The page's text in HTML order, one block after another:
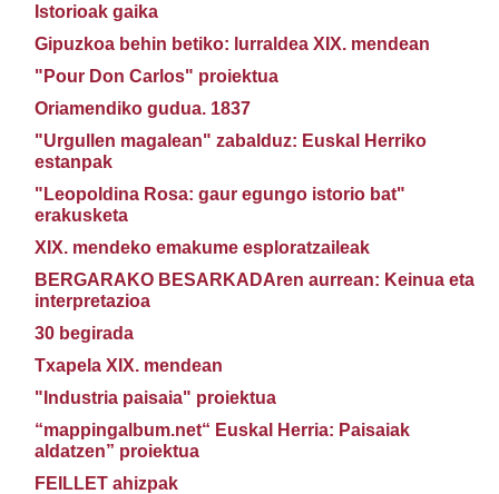
Istorioak gaika
Gipuzkoa behin betiko: lurraldea XIX. mendean
"Pour Don Carlos" proiektua
Oriamendiko gudua. 1837
"Urgullen magalean" zabalduz: Euskal Herriko
estanpak
"Leopoldina Rosa: gaur egungo istorio bat"
erakusketa
XIX. mendeko emakume esploratzaileak
BERGARAKO BESARKADAren aurrean: Keinua eta
interpretazioa
30 begirada
Txapela XIX. mendean
"Industria paisaia" proiektua
“mappingalbum.net“ Euskal Herria: Paisaiak
aldatzen” proiektua
FEILLET ahizpak